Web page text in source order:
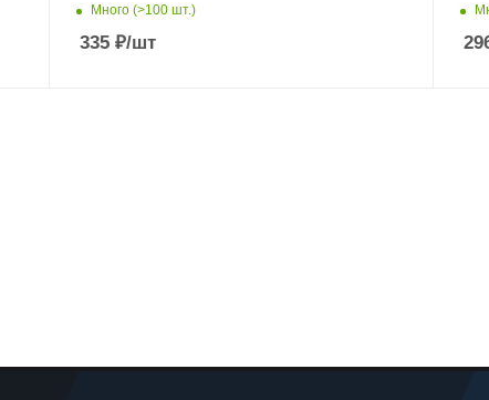
Много (>100 шт.)
335 ₽/шт